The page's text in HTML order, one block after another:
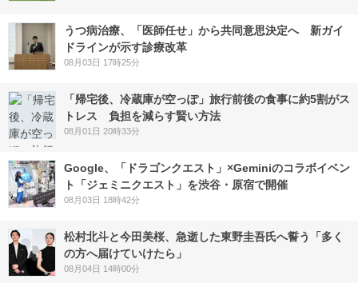
うつ病治療、「医師任せ」から共同意思決定へ 新ガイ
ドラインが示す診療改革
08月03日 17時25分
「帰宅後、冷蔵庫が空っぽ」旅行前後の食事に約5割がス
トレス 負担を減らす賢い方法
08月01日 20時33分
Google、「ドラゴンクエスト」×Geminiのコラボイベン
ト「ジェミニクエスト」を渋谷・原宿で開催
08月03日 18時42分
松村北斗と今田美桜、急逝した東野圭吾氏へ誓う「多く
の方へ届けていけたら」
08月04日 14時00分